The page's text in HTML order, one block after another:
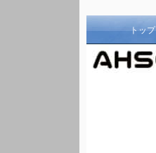
トップ